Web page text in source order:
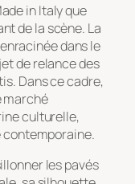
in Italyque
de la scène. La
dans le
de relance des
Dans ce cadre,
marché
culturelle,
contemporaine.
les pavés